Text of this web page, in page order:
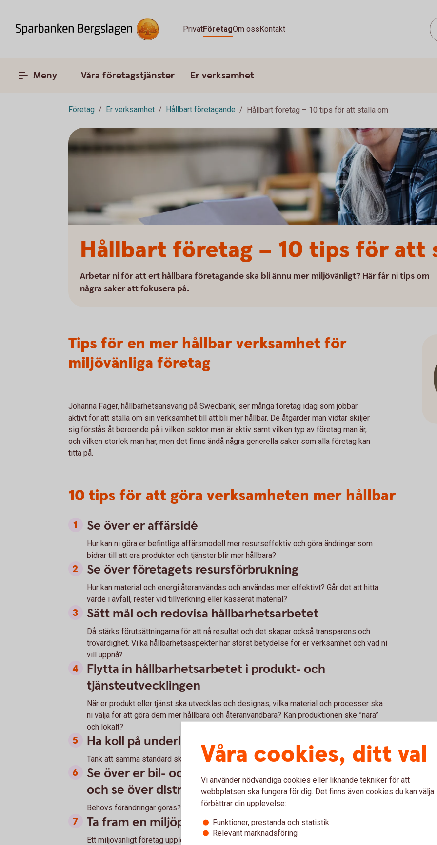
PrivatFöretagOm ossKontakt
Meny Våra företagstjänster Er verksamhet
Företag Er verksamhet Hållbart företagande Hållbart företag – 10 tips för att ställa om
Hållbart företag – 10 tips för att
Arbetar ni för att ert hållbara företagande ska bli ännu mer miljövänligt? Här får ni tips om
några saker att fokusera på.
Tips för en mer hållbar verksamhet för
miljövänliga företag
Johanna Fager, hållbarhetsansvarig på Swedbank, ser många företag idag som jobbar
aktivt för att ställa om sin verksamhet till att bli mer hållbar. De åtgärder man vidtar skiljer
sig förstås åt beroende på i vilken sektor man är aktiv samt vilken typ av företag man är,
och vilken storlek man har, men det finns ändå några generella saker som alla företag kan
titta på.
10 tips för att göra verksamheten mer hållbar
Se över er affärsidé
Hur kan ni göra er befintliga affärsmodell mer resurseffektiv och göra ändringar som
bidrar till att era produkter och tjänster blir mer hållbara?
Se över företagets resursförbrukning
Hur kan material och energi återanvändas och användas mer effektivt? Går det att hitta
värde i avfall, rester vid tillverkning eller kasserat material?
Sätt mål och redovisa hållbarhetsarbetet
Då stärks förutsättningarna för att nå resultat och det skapar också transparens och
trovärdighet. Vilka hållbarhetsaspekter har störst betydelse för er verksamhet och vad ni
vill uppnå?
Flytta in hållbarhetsarbetet i produkt- och
tjänsteutvecklingen
När er produkt eller tjänst ska utvecklas och designas, vilka material och processer ska
ni välja för att göra dem mer hållbara och återanvändbara? Kan produktionen ske ”nära”
och lokalt?
Ha koll på underleverantörer
Tänk att samma standard ska omfatta även dem.
Se över er bil- och maskinpark så att den är miljövänlig,
och se över distribution och transport
Behövs förändringar göras? Kan förpackningar återanvändas?
Ta fram en miljöpolicy för arbetsplatsen
Ett miljövänligt företag upplevs ofta som en attraktiv arbetsgivare.
Våra cookies, ditt val
Vi använder nödvändiga cookies eller liknande tekniker för att
webbplatsen ska fungera för dig. Det finns även cookies du kan välja
förbättrar din upplevelse:
Funktioner, prestanda och statistik
Relevant marknadsföring